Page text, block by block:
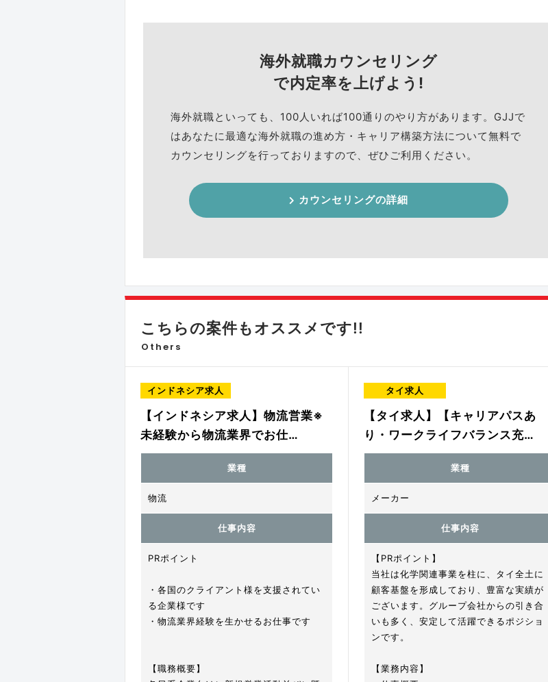
海外就職カウンセリング
で内定率を上げよう!
海外就職といっても、100人いれば100通りのやり方があります。GJJで
はあなたに最適な海外就職の進め方・キャリア構築方法について無料で
カウンセリングを行っておりますので、ぜひご利用ください。
カウンセリングの詳細
こちらの案件もオススメです!!
Others
インドネシア求人
【インドネシア求人】物流営業※
未経験から物流業界でお仕…
業種
物流
仕事内容
PRポイント
・各国のクライアント様を支援されてい
る企業様です
・物流業界経験を生かせるお仕事です
【職務概要】
タイ求人
【タイ求人】【キャリアパスあ
り・ワークライフバランス充…
業種
メーカー
仕事内容
【PRポイント】
当社は化学関連事業を柱に、タイ全土に
顧客基盤を形成しており、豊富な実績が
ございます。グループ会社からの引き合
いも多く、安定して活躍できるポジショ
ンです。
【業務内容】